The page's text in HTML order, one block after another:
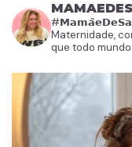
Maternidade,
que todo